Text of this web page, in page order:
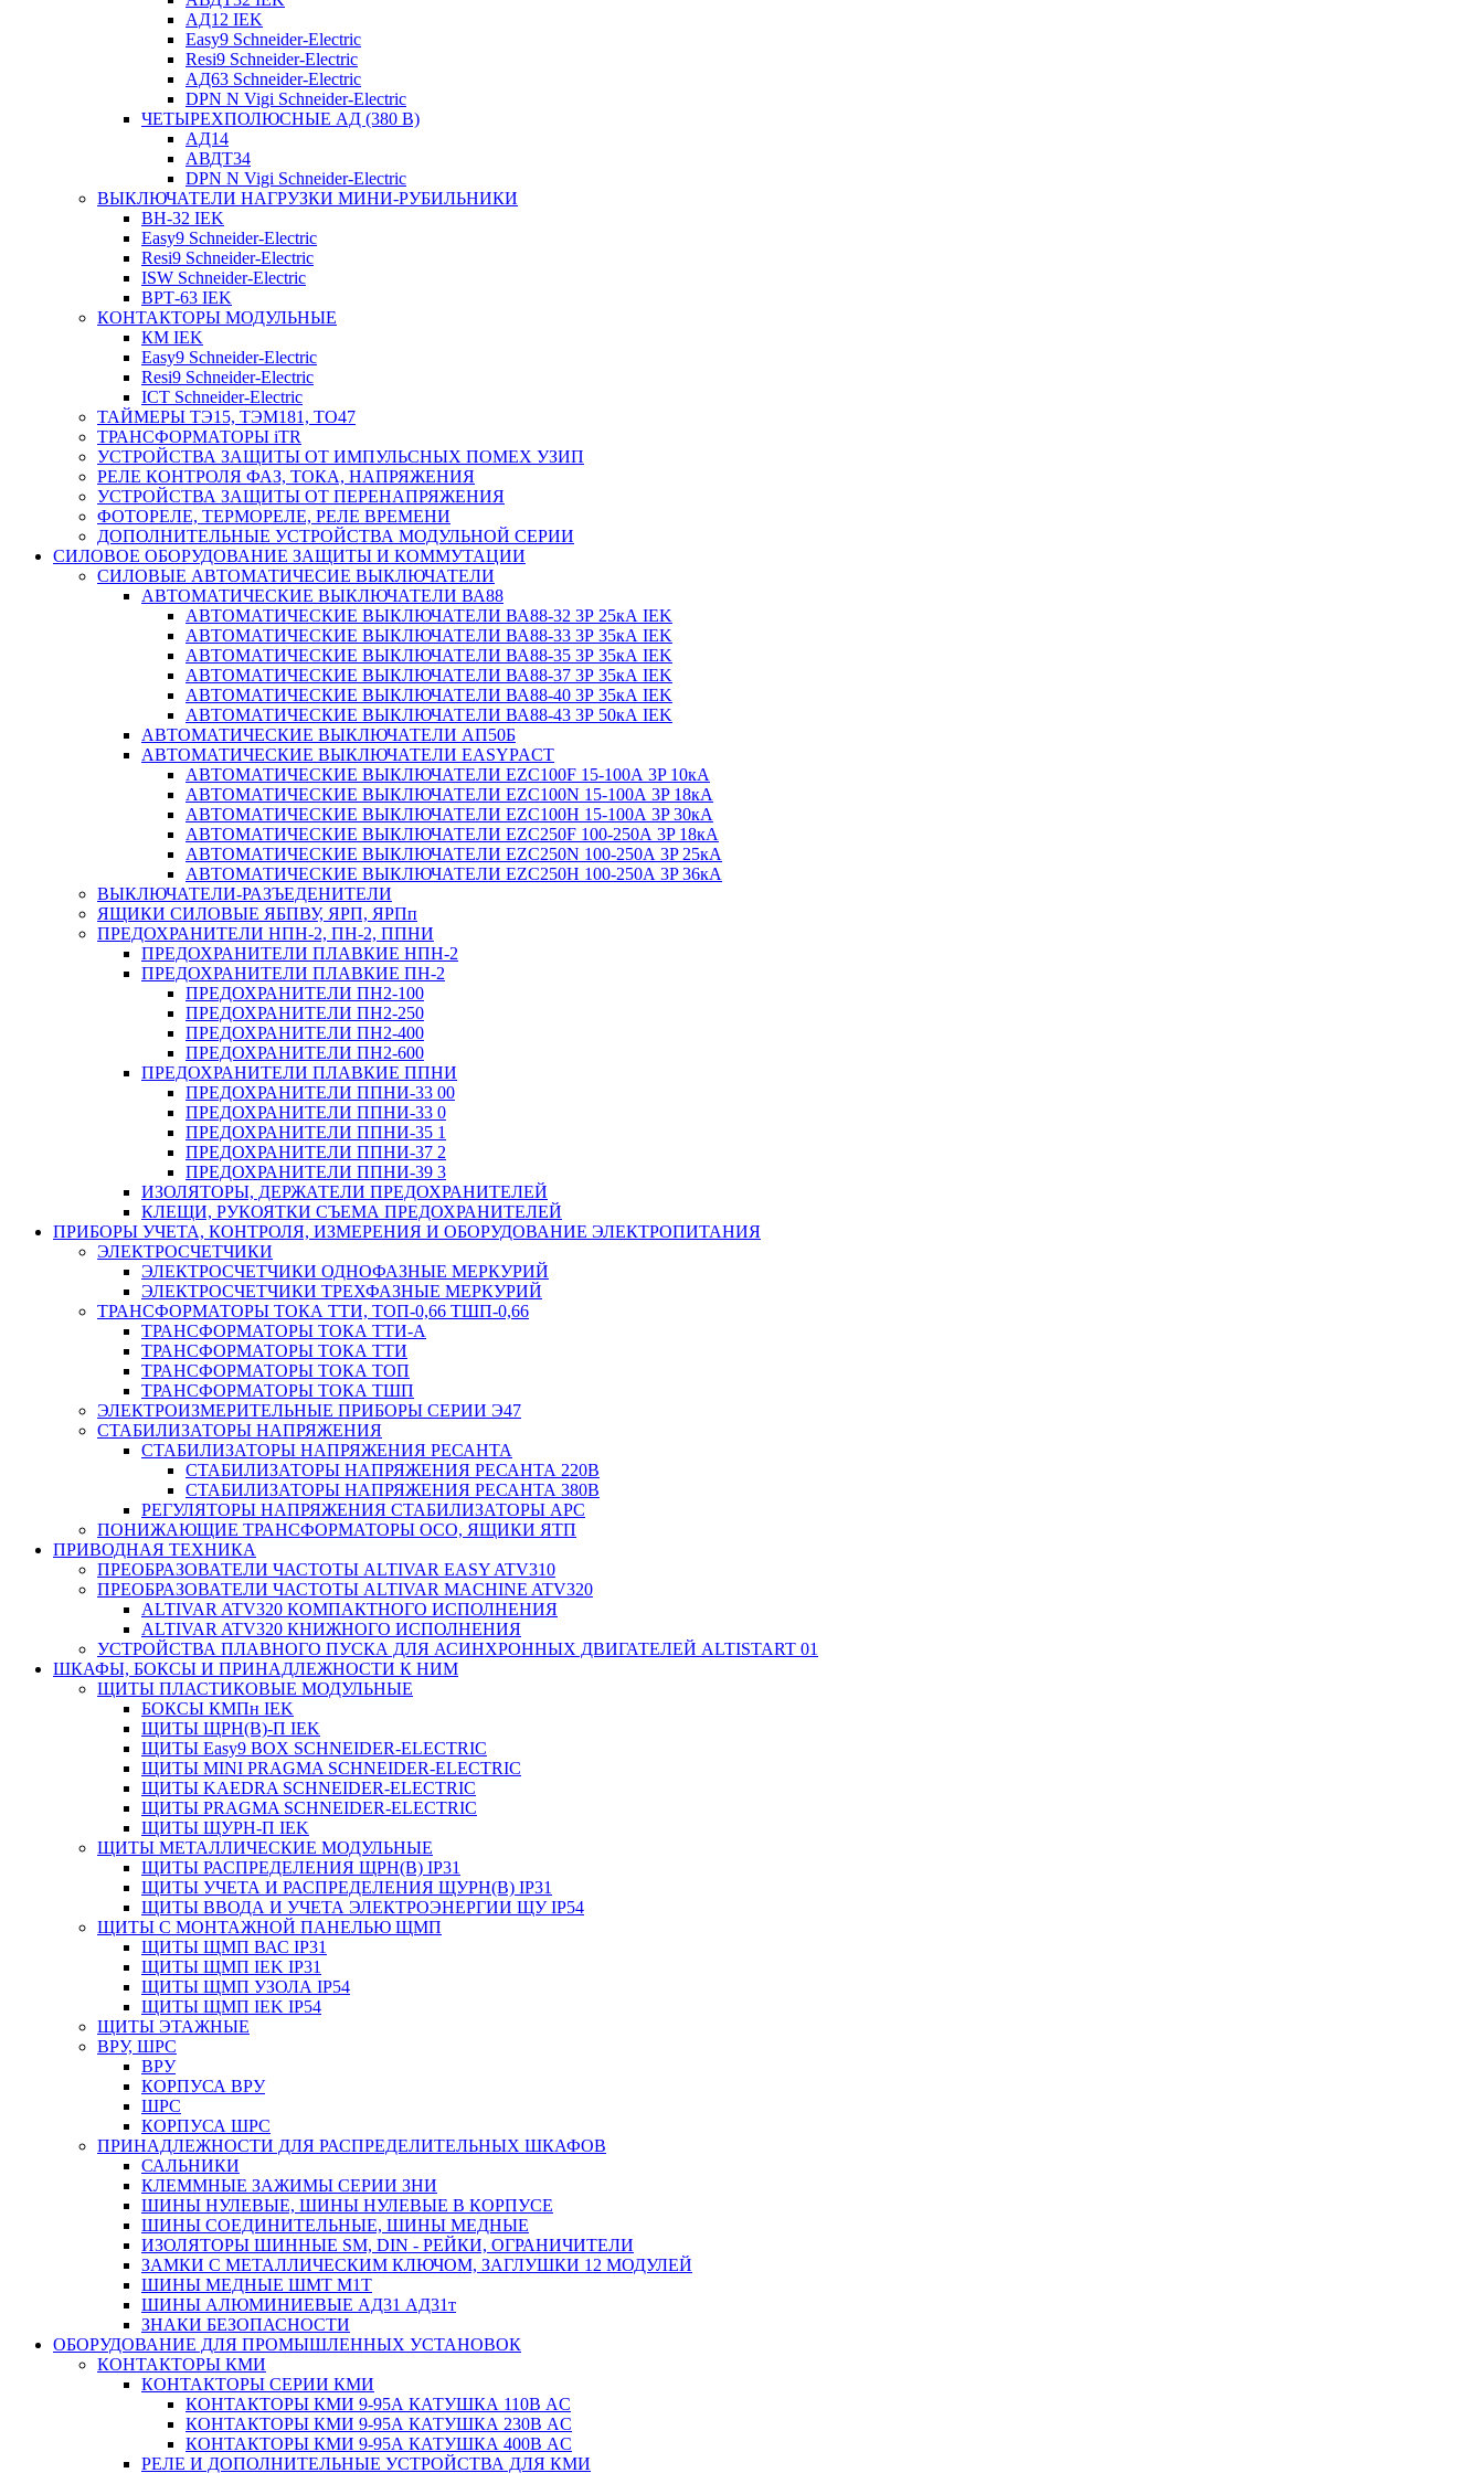
АД12 IEK
Easy9 Schneider-Electric
Resi9 Schneider-Electric
АД63 Schneider-Electric
DPN N Vigi Schneider-Electric
ЧЕТЫРЕХПОЛЮСНЫЕ АД (380 В)
АД14
АВДТ34
DPN N Vigi Schneider-Electric
ВЫКЛЮЧАТЕЛИ НАГРУЗКИ МИНИ-РУБИЛЬНИКИ
ВН-32 IEK
Easy9 Schneider-Electric
Resi9 Schneider-Electric
ISW Schneider-Electric
ВРТ-63 IEK
КОНТАКТОРЫ МОДУЛЬНЫЕ
КМ IEK
Easy9 Schneider-Electric
Resi9 Schneider-Electric
ICT Schneider-Electric
ТАЙМЕРЫ ТЭ15, ТЭМ181, ТО47
ТРАНСФОРМАТОРЫ iTR
УСТРОЙСТВА ЗАЩИТЫ ОТ ИМПУЛЬСНЫХ ПОМЕХ УЗИП
РЕЛЕ КОНТРОЛЯ ФАЗ, ТОКА, НАПРЯЖЕНИЯ
УСТРОЙСТВА ЗАЩИТЫ ОТ ПЕРЕНАПРЯЖЕНИЯ
ФОТОРЕЛЕ, ТЕРМОРЕЛЕ, РЕЛЕ ВРЕМЕНИ
ДОПОЛНИТЕЛЬНЫЕ УСТРОЙСТВА МОДУЛЬНОЙ СЕРИИ
СИЛОВОЕ ОБОРУДОВАНИЕ ЗАЩИТЫ И КОММУТАЦИИ
СИЛОВЫЕ АВТОМАТИЧЕСИЕ ВЫКЛЮЧАТЕЛИ
АВТОМАТИЧЕСКИЕ ВЫКЛЮЧАТЕЛИ ВА88
АВТОМАТИЧЕСКИЕ ВЫКЛЮЧАТЕЛИ ВА88-32 3Р 25кА IEK
АВТОМАТИЧЕСКИЕ ВЫКЛЮЧАТЕЛИ ВА88-33 3Р 35кА IEK
АВТОМАТИЧЕСКИЕ ВЫКЛЮЧАТЕЛИ ВА88-35 3Р 35кА IEK
АВТОМАТИЧЕСКИЕ ВЫКЛЮЧАТЕЛИ ВА88-37 3Р 35кА IEK
АВТОМАТИЧЕСКИЕ ВЫКЛЮЧАТЕЛИ ВА88-40 3Р 35кА IEK
АВТОМАТИЧЕСКИЕ ВЫКЛЮЧАТЕЛИ ВА88-43 3Р 50кА IEK
АВТОМАТИЧЕСКИЕ ВЫКЛЮЧАТЕЛИ АП50Б
АВТОМАТИЧЕСКИЕ ВЫКЛЮЧАТЕЛИ EASYPACT
АВТОМАТИЧЕСКИЕ ВЫКЛЮЧАТЕЛИ EZC100F 15-100А 3P 10кА
АВТОМАТИЧЕСКИЕ ВЫКЛЮЧАТЕЛИ EZC100N 15-100А 3P 18кА
АВТОМАТИЧЕСКИЕ ВЫКЛЮЧАТЕЛИ EZC100H 15-100А 3P 30кА
АВТОМАТИЧЕСКИЕ ВЫКЛЮЧАТЕЛИ EZC250F 100-250А 3P 18кА
АВТОМАТИЧЕСКИЕ ВЫКЛЮЧАТЕЛИ EZC250N 100-250А 3P 25кА
АВТОМАТИЧЕСКИЕ ВЫКЛЮЧАТЕЛИ EZC250H 100-250А 3P 36кА
ВЫКЛЮЧАТЕЛИ-РАЗЪЕДЕНИТЕЛИ
ЯЩИКИ СИЛОВЫЕ ЯБПВУ, ЯРП, ЯРПп
ПРЕДОХРАНИТЕЛИ НПН-2, ПН-2, ППНИ
ПРЕДОХРАНИТЕЛИ ПЛАВКИЕ НПН-2
ПРЕДОХРАНИТЕЛИ ПЛАВКИЕ ПН-2
ПРЕДОХРАНИТЕЛИ ПН2-100
ПРЕДОХРАНИТЕЛИ ПН2-250
ПРЕДОХРАНИТЕЛИ ПН2-400
ПРЕДОХРАНИТЕЛИ ПН2-600
ПРЕДОХРАНИТЕЛИ ПЛАВКИЕ ППНИ
ПРЕДОХРАНИТЕЛИ ППНИ-33 00
ПРЕДОХРАНИТЕЛИ ППНИ-33 0
ПРЕДОХРАНИТЕЛИ ППНИ-35 1
ПРЕДОХРАНИТЕЛИ ППНИ-37 2
ПРЕДОХРАНИТЕЛИ ППНИ-39 3
ИЗОЛЯТОРЫ, ДЕРЖАТЕЛИ ПРЕДОХРАНИТЕЛЕЙ
КЛЕЩИ, РУКОЯТКИ СЪЕМА ПРЕДОХРАНИТЕЛЕЙ
ПРИБОРЫ УЧЕТА, КОНТРОЛЯ, ИЗМЕРЕНИЯ И ОБОРУДОВАНИЕ ЭЛЕКТРОПИТАНИЯ
ЭЛЕКТРОСЧЕТЧИКИ
ЭЛЕКТРОСЧЕТЧИКИ ОДНОФАЗНЫЕ МЕРКУРИЙ
ЭЛЕКТРОСЧЕТЧИКИ ТРЕХФАЗНЫЕ МЕРКУРИЙ
ТРАНСФОРМАТОРЫ ТОКА ТТИ, ТОП-0,66 ТШП-0,66
ТРАНСФОРМАТОРЫ ТОКА ТТИ-А
ТРАНСФОРМАТОРЫ ТОКА ТТИ
ТРАНСФОРМАТОРЫ ТОКА ТОП
ТРАНСФОРМАТОРЫ ТОКА ТШП
ЭЛЕКТРОИЗМЕРИТЕЛЬНЫЕ ПРИБОРЫ СЕРИИ Э47
СТАБИЛИЗАТОРЫ НАПРЯЖЕНИЯ
СТАБИЛИЗАТОРЫ НАПРЯЖЕНИЯ РЕСАНТА
СТАБИЛИЗАТОРЫ НАПРЯЖЕНИЯ РЕСАНТА 220В
СТАБИЛИЗАТОРЫ НАПРЯЖЕНИЯ РЕСАНТА 380В
РЕГУЛЯТОРЫ НАПРЯЖЕНИЯ СТАБИЛИЗАТОРЫ APC
ПОНИЖАЮЩИЕ ТРАНСФОРМАТОРЫ ОСО, ЯЩИКИ ЯТП
ПРИВОДНАЯ ТЕХНИКА
ПРЕОБРАЗОВАТЕЛИ ЧАСТОТЫ ALTIVAR EASY ATV310
ПРЕОБРАЗОВАТЕЛИ ЧАСТОТЫ ALTIVAR MACHINE ATV320
ALTIVAR ATV320 КОМПАКТНОГО ИСПОЛНЕНИЯ
ALTIVAR ATV320 КНИЖНОГО ИСПОЛНЕНИЯ
УСТРОЙСТВА ПЛАВНОГО ПУСКА ДЛЯ АСИНХРОННЫХ ДВИГАТЕЛЕЙ ALTISTART 01
ШКАФЫ, БОКСЫ И ПРИНАДЛЕЖНОСТИ К НИМ
ЩИТЫ ПЛАСТИКОВЫЕ МОДУЛЬНЫЕ
БОКСЫ КМПн IEK
ЩИТЫ ЩРН(В)-П IEK
ЩИТЫ Easy9 BOX SCHNEIDER-ELECTRIC
ЩИТЫ MINI PRAGMA SCHNEIDER-ELECTRIC
ЩИТЫ KAEDRA SCHNEIDER-ELECTRIC
ЩИТЫ PRAGMA SCHNEIDER-ELECTRIC
ЩИТЫ ЩУРН-П IEK
ЩИТЫ МЕТАЛЛИЧЕСКИЕ МОДУЛЬНЫЕ
ЩИТЫ РАСПРЕДЕЛЕНИЯ ЩРН(В) IP31
ЩИТЫ УЧЕТА И РАСПРЕДЕЛЕНИЯ ЩУРН(В) IP31
ЩИТЫ ВВОДА И УЧЕТА ЭЛЕКТРОЭНЕРГИИ ЩУ IP54
ЩИТЫ С МОНТАЖНОЙ ПАНЕЛЬЮ ЩМП
ЩИТЫ ЩМП ВАС IP31
ЩИТЫ ЩМП IEK IP31
ЩИТЫ ЩМП УЗОЛА IP54
ЩИТЫ ЩМП IEK IP54
ЩИТЫ ЭТАЖНЫЕ
ВРУ, ШРС
ВРУ
КОРПУСА ВРУ
ШРС
КОРПУСА ШРС
ПРИНАДЛЕЖНОСТИ ДЛЯ РАСПРЕДЕЛИТЕЛЬНЫХ ШКАФОВ
САЛЬНИКИ
КЛЕММНЫЕ ЗАЖИМЫ СЕРИИ ЗНИ
ШИНЫ НУЛЕВЫЕ, ШИНЫ НУЛЕВЫЕ В КОРПУСЕ
ШИНЫ СОЕДИНИТЕЛЬНЫЕ, ШИНЫ МЕДНЫЕ
ИЗОЛЯТОРЫ ШИННЫЕ SM, DIN - РЕЙКИ, ОГРАНИЧИТЕЛИ
ЗАМКИ С МЕТАЛЛИЧЕСКИМ КЛЮЧОМ, ЗАГЛУШКИ 12 МОДУЛЕЙ
ШИНЫ МЕДНЫЕ ШМТ М1Т
ШИНЫ АЛЮМИНИЕВЫЕ АД31 АД31т
ЗНАКИ БЕЗОПАСНОСТИ
ОБОРУДОВАНИЕ ДЛЯ ПРОМЫШЛЕННЫХ УСТАНОВОК
КОНТАКТОРЫ КМИ
КОНТАКТОРЫ СЕРИИ КМИ
КОНТАКТОРЫ КМИ 9-95А КАТУШКА 110В AC
КОНТАКТОРЫ КМИ 9-95А КАТУШКА 230В AC
КОНТАКТОРЫ КМИ 9-95А КАТУШКА 400В AC
РЕЛЕ И ДОПОЛНИТЕЛЬНЫЕ УСТРОЙСТВА ДЛЯ КМИ